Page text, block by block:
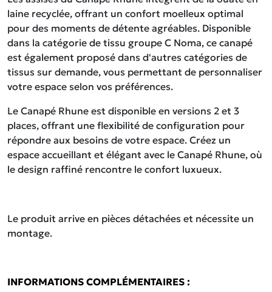
laine recyclée, offrant un confort moelleux optimal
pour des moments de détente agréables. Disponible
dans la catégorie de tissu groupe C Noma, ce canapé
est également proposé dans d'autres catégories de
tissus sur demande, vous permettant de personnaliser
votre espace selon vos préférences.
Le Canapé Rhune est disponible en versions 2 et 3
places, offrant une flexibilité de configuration pour
répondre aux besoins de votre espace. Créez un
espace accueillant et élégant avec le Canapé Rhune, où
le design raffiné rencontre le confort luxueux.
Le produit arrive en pièces détachées et nécessite un
montage.
INFORMATIONS COMPLÉMENTAIRES :